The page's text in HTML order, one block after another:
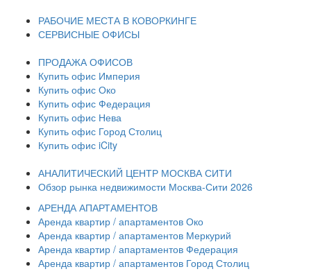
РАБОЧИЕ МЕСТА В КОВОРКИНГЕ
СЕРВИСНЫЕ ОФИСЫ
ПРОДАЖА ОФИСОВ
Купить офис Империя
Купить офис Око
Купить офис Федерация
Купить офис Нева
Купить офис Город Столиц
Купить офис iCity
АНАЛИТИЧЕСКИЙ ЦЕНТР МОСКВА СИТИ
Обзор рынка недвижимости Москва-Сити 2026
АРЕНДА АПАРТАМЕНТОВ
Аренда квартир / апартаментов Око
Аренда квартир / апартаментов Меркурий
Аренда квартир / апартаментов Федерация
Аренда квартир / апартаментов Город Столиц